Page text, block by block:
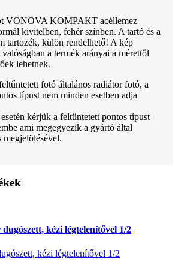
VONOVA KOMPAKT acéllemez
kivitelben, fehér színben. A tartó és a
tartozék, külön rendelhető! A kép
a termék arányai a mérettől
lehetnek.
fotó általános radiátor fotó, a
típust nem minden esetben adja
kérjük a feltüntetett pontos típust
ami megegyezik a gyártó által
megjelölésével.
kézi légtelenítővel 1/2
kézi légtelenítővel 1/2